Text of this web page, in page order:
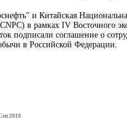
и Китайская
в рамках IV Восточного
подписали cоглашение о
в Российской Федерации.
2018